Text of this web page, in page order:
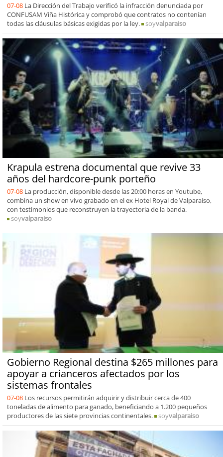
07-08 La Dirección del Trabajo verificó la infracción denunciada por
CONFUSAM Viña Histórica y comprobó que contratos no contenían
todas las cláusulas básicas exigidas por la ley.
soyvalparaiso
Krapula estrena documental que revive 33
años del hardcore-punk porteño
07-08 La producción, disponible desde las 20:00 horas en Youtube,
combina un show en vivo grabado en el ex Hotel Royal de Valparaíso,
con testimonios que reconstruyen la trayectoria de la banda.
soyvalparaiso
Gobierno Regional destina $265 millones para
apoyar a crianceros afectados por los
sistemas frontales
07-08 Los recursos permitirán adquirir y distribuir cerca de 400
toneladas de alimento para ganado, beneficiando a 1.200 pequeños
productores de las siete provincias continentales.
soyvalparaiso